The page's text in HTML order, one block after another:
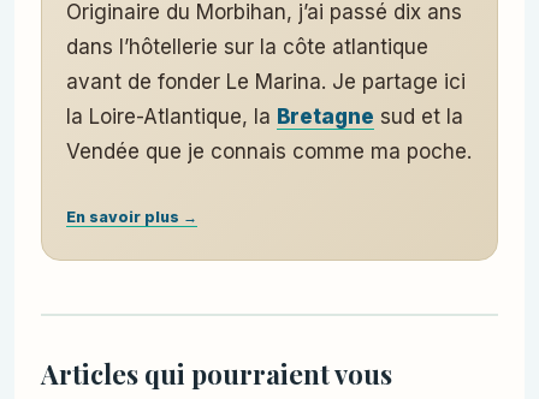
Originaire du Morbihan, j’ai passé dix ans
dans l’hôtellerie sur la côte atlantique
avant de fonder Le Marina. Je partage ici
la Loire-Atlantique, la Bretagne sud et la
Vendée que je connais comme ma poche.
En savoir plus →
Articles qui pourraient vous